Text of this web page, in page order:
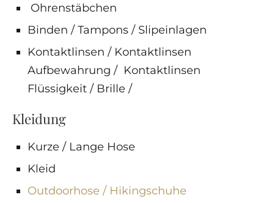
Ohrenstäbchen
Binden / Tampons / Slipeinlagen
Kontaktlinsen / Kontaktlinsen
Aufbewahrung / Kontaktlinsen
Flüssigkeit / Brille /
Kleidung
Kurze / Lange Hose
Kleid
Outdoorhose / Hikingschuhe